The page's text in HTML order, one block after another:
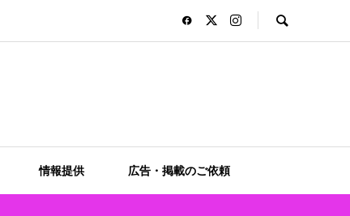
情報提供 広告・掲載のご依頼